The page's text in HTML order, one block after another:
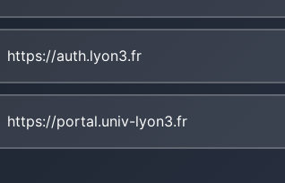
https://auth.lyon3.fr
https://portal.univ-lyon3.fr